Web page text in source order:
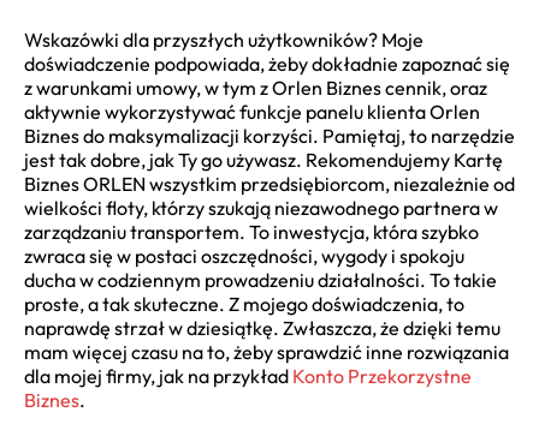
Wskazówki dla przyszłych użytkowników? Moje
doświadczenie podpowiada, żeby dokładnie zapoznać się
z warunkami umowy, w tym z Orlen Biznes cennik, oraz
aktywnie wykorzystywać funkcje panelu klienta Orlen
Biznes do maksymalizacji korzyści. Pamiętaj, to narzędzie
jest tak dobre, jak Ty go używasz. Rekomendujemy Kartę
Biznes ORLEN wszystkim przedsiębiorcom, niezależnie od
wielkości floty, którzy szukają niezawodnego partnera w
zarządzaniu transportem. To inwestycja, która szybko
zwraca się w postaci oszczędności, wygody i spokoju
ducha w codziennym prowadzeniu działalności. To takie
proste, a tak skuteczne. Z mojego doświadczenia, to
naprawdę strzał w dziesiątkę. Zwłaszcza, że dzięki temu
mam więcej czasu na to, żeby sprawdzić inne rozwiązania
dla mojej firmy, jak na przykład Konto Przekorzystne
Biznes.